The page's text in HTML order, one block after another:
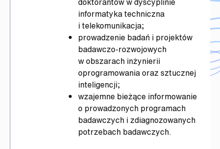
informatyka techniczna
i telekomunikacja;
prowadzenie badań i projektów
badawczo-rozwojowych
w obszarach inżynierii
oprogramowania oraz sztucznej
inteligencji;
wzajemne bieżące informowanie
o prowadzonych programach
badawczych i zdiagnozowanych
potrzebach badawczych.